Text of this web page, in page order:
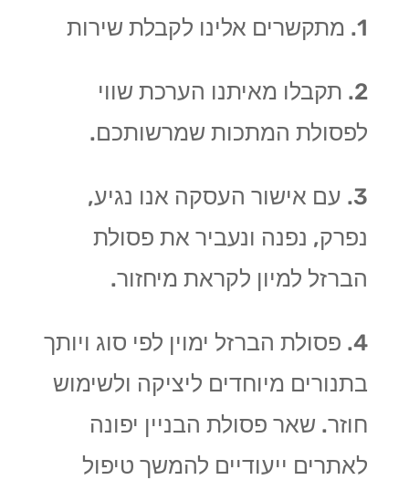
1. מתקשרים אלינו לקבלת שירות
2. תקבלו מאיתנו הערכת שווי
לפסולת המתכות שמרשותכם.
3. עם אישור העסקה אנו נגיע,
נפרק, נפנה ונעביר את פסולת
הברזל למיון לקראת מיחזור.
4. פסולת הברזל ימוין לפי סוג ויותך
בתנורים מיוחדים ליציקה ולשימוש
חוזר. שאר פסולת הבניין יפונה
לאתרים ייעודיים להמשך טיפול